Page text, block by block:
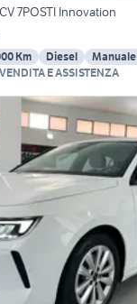
7POSTI Innovation
Km Diesel Manuale
E ASSISTENZA